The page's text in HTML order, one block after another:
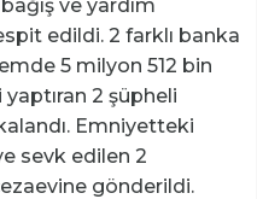
ve yardım
edildi. 2 farklı banka
5 milyon 512 bin
2 şüpheli
Emniyetteki
sevk edilen 2
gönderildi.